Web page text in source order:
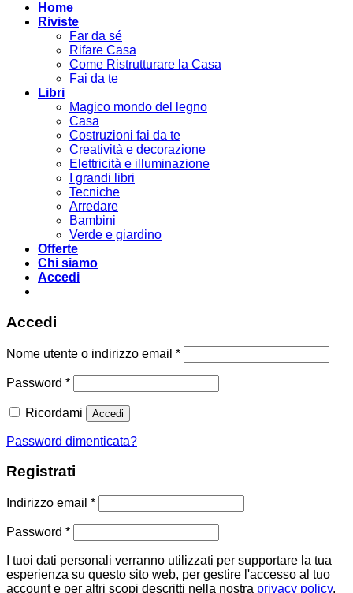
Home
Riviste
Far da sé
Rifare Casa
Come Ristrutturare la Casa
Fai da te
Libri
Magico mondo del legno
Casa
Costruzioni fai da te
Creatività e decorazione
Elettricità e illuminazione
I grandi libri
Tecniche
Arredare
Bambini
Verde e giardino
Offerte
Chi siamo
Accedi
Accedi
Nome utente o indirizzo email *Richiesto
Password *Richiesto
Ricordami Accedi
Password dimenticata?
Registrati
Indirizzo email *Richiesto
Password *Richiesto
I tuoi dati personali verranno utilizzati per supportare la tua
esperienza su questo sito web, per gestire l'accesso al tuo
account e per altri scopi descritti nella nostra privacy policy.